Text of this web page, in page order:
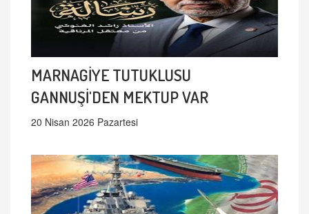
MARNAGİYE TUTUKLUSU
GANNUŞİ'DEN MEKTUP VAR
20 Nisan 2026 Pazartesi